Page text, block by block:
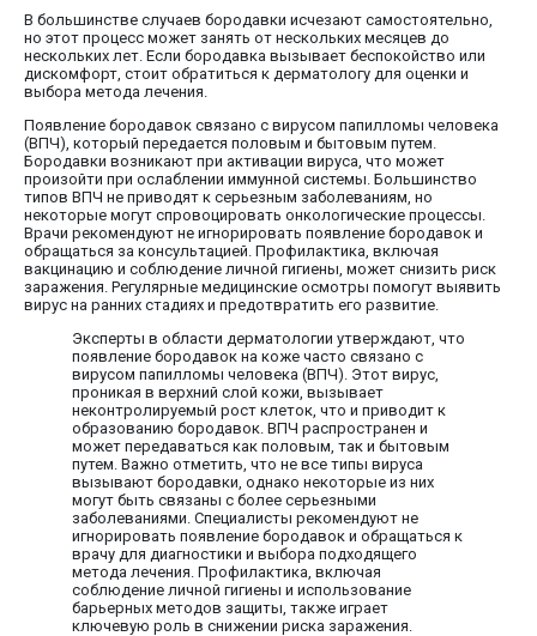
В большинстве случаев бородавки исчезают самостоятельно,
но этот процесс может занять от нескольких месяцев до
нескольких лет. Если бородавка вызывает беспокойство или
дискомфорт, стоит обратиться к дерматологу для оценки и
выбора метода лечения.
Появление бородавок связано с вирусом папилломы человека
(ВПЧ), который передается половым и бытовым путем.
Бородавки возникают при активации вируса, что может
произойти при ослаблении иммунной системы. Большинство
типов ВПЧ не приводят к серьезным заболеваниям, но
некоторые могут спровоцировать онкологические процессы.
Врачи рекомендуют не игнорировать появление бородавок и
обращаться за консультацией. Профилактика, включая
вакцинацию и соблюдение личной гигиены, может снизить риск
заражения. Регулярные медицинские осмотры помогут выявить
вирус на ранних стадиях и предотвратить его развитие.
Эксперты в области дерматологии утверждают, что
появление бородавок на коже часто связано с
вирусом папилломы человека (ВПЧ). Этот вирус,
проникая в верхний слой кожи, вызывает
неконтролируемый рост клеток, что и приводит к
образованию бородавок. ВПЧ распространен и
может передаваться как половым, так и бытовым
путем. Важно отметить, что не все типы вируса
вызывают бородавки, однако некоторые из них
могут быть связаны с более серьезными
заболеваниями. Специалисты рекомендуют не
игнорировать появление бородавок и обращаться к
врачу для диагностики и выбора подходящего
метода лечения. Профилактика, включая
соблюдение личной гигиены и использование
барьерных методов защиты, также играет
ключевую роль в снижении риска заражения.